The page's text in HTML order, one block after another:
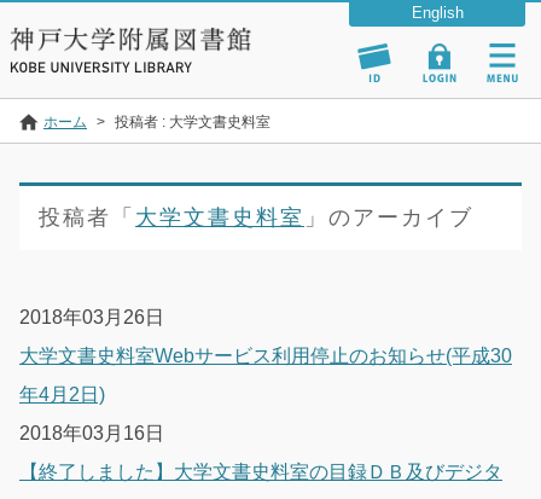
ホーム > 投稿者 : 大学文書史料室
投稿者「 大学文書史料室 」のアーカイブ
2018年03月26日
⼤学⽂書史料室Webサービス利⽤停⽌のお知らせ(平成30
年4⽉2⽇)
2018年03月16日
【終了しました】大学文書史料室の目録ＤＢ及びデジタ